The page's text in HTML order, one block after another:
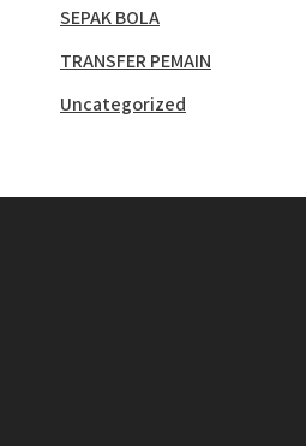
SEPAK BOLA
TRANSFER PEMAIN
Uncategorized